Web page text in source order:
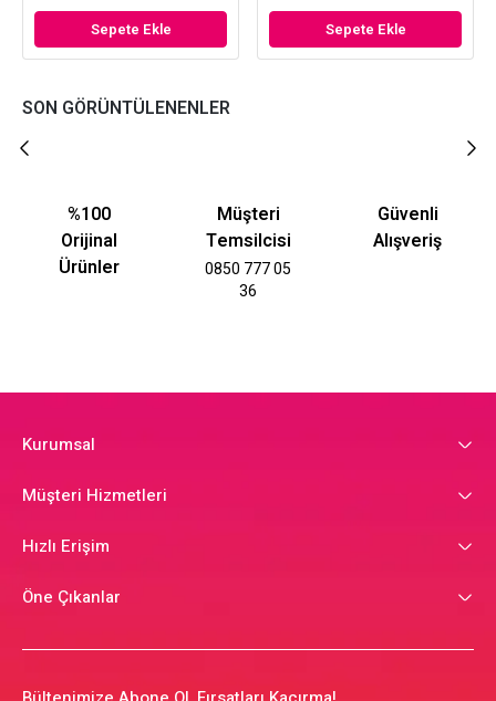
Sepete Ekle Sepete Ekle
SON GÖRÜNTÜLENENLER
%100
Orijinal
Ürünler
Müşteri
Temsilcisi
0850 777 05
36
Güvenli
Alışveriş
Kurumsal
Müşteri Hizmetleri
Hızlı Erişim
Öne Çıkanlar